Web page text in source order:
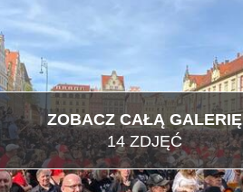
ZOBACZ CAŁĄ GALERIĘ
14 ZDJĘĆ